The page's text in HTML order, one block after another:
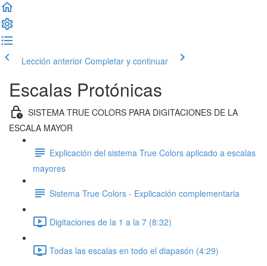
Lección anterior Completar y continuar
Escalas Protónicas
SISTEMA TRUE COLORS PARA DIGITACIONES DE LA
ESCALA MAYOR
Explicación del sistema True Colors aplicado a escalas
mayores
Sistema True Colors - Explicación complementaria
Digitaciones de la 1 a la 7 (8:32)
Todas las escalas en todo el diapasón (4:29)